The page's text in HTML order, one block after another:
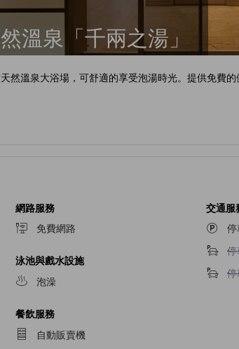
溫泉「千兩之湯」
然溫泉大浴場，可舒適的享受泡湯時光。提供免費
網路服務
免費網路
泳池與戲水設施
泡澡
餐飲服務
自動販賣機
交通服
不
不